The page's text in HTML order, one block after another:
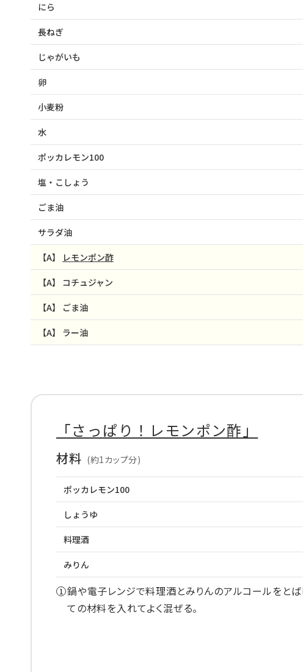
にら
長ねぎ
じゃがいも
卵
小麦粉
水
ポッカレモン100
塩・こしょう
ごま油
サラダ油
【A】 レモンポン酢
【A】 コチュジャン
【A】 ごま油
【A】 ラー油
「さっぱり！レモンポン酢」
材料 (約1カップ分)
ポッカレモン100
しょうゆ
料理酒
みりん
鍋や電子レンジで料理酒とみりんのアルコールをとば
ての材料を入れてよく混ぜる。